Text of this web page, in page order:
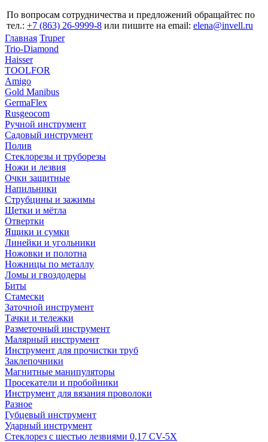
По вопросам сотрудничества и предложений обращайтес по
тел.: +7 (863) 26‐9999‐8 или пишите на email: elena@invell.ru
Главная Truper
Trio-Diamond
Haisser
TOOLFOR
Amigo
Gold Manibus
GermaFlex
Rusgeocom
Ручной инструмент
Садовый инструмент
Полив
Стеклорезы и труборезы
Ножи и лезвия
Очки защитные
Напильники
Струбцины и зажимы
Щетки и мётла
Отвертки
Ящики и сумки
Линейки и угольники
Ножовки и полотна
Ножницы по металлу
Ломы и гвоздодеры
Биты
Стамески
Заточной инструмент
Тачки и тележки
Разметочный инструмент
Малярный инструмент
Инструмент для прочистки труб
Заклепочники
Магнитные манипуляторы
Просекатели и пробойники
Инструмент для вязания проволоки
Разное
Губцевый инструмент
Ударный инструмент
Стеклорез с шестью лезвиями 0,17 CV-5X